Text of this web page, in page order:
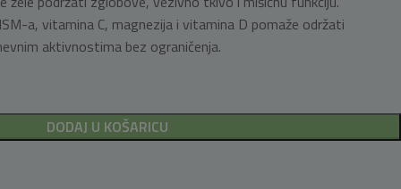
a, vitamina C, magnezija i vitamina D pomaže održati
aktivnostima bez ograničenja.
DODAJ U KOŠARICU